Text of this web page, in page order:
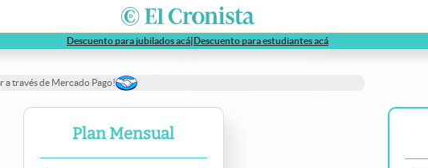
Descuento para jubilados acáabre en nueva pestaña
|Descuento para estudiantes acáabre en nueva pestaña
a través de Mercado Pago!
Plan Mensual